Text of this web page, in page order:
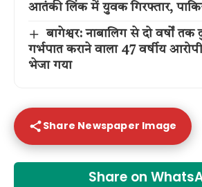
आतंकी लिंक में युवक गिरफ्तार,
बागेश्वर: नाबालिग से दो वर्षों तक
गर्भपात कराने वाला 47 वर्षीय
भेजा गया
Share Newspaper Image
Share on